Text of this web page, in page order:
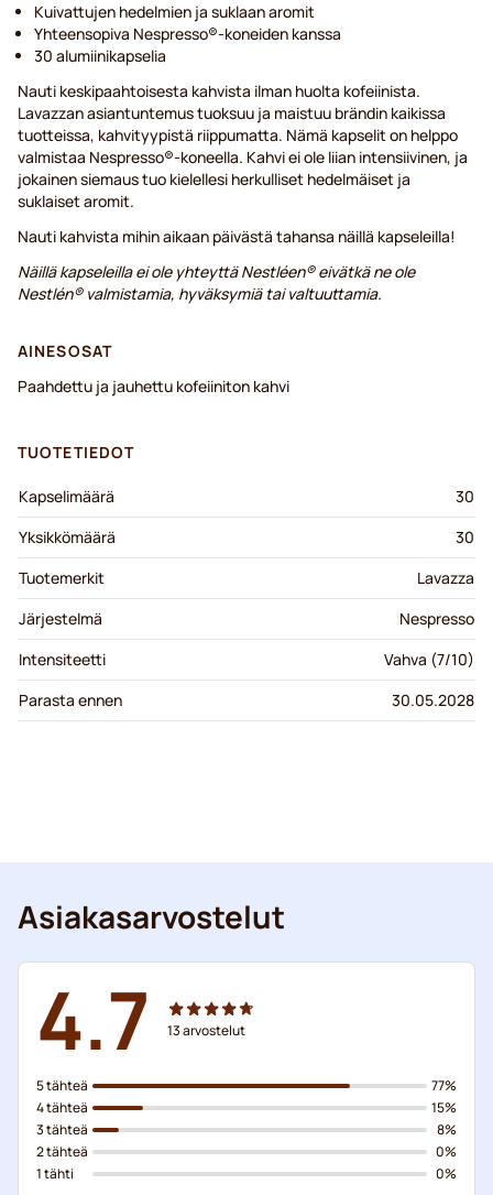
Kuivattujen hedelmien ja suklaan aromit
Yhteensopiva Nespresso®-koneiden kanssa
30 alumiinikapselia
Nauti keskipaahtoisesta kahvista ilman huolta kofeiinista.
Lavazzan asiantuntemus tuoksuu ja maistuu brändin kaikissa
tuotteissa, kahvityypistä riippumatta. Nämä kapselit on helppo
valmistaa Nespresso®-koneella. Kahvi ei ole liian intensiivinen, ja
jokainen siemaus tuo kielellesi herkulliset hedelmäiset ja
suklaiset aromit.
Nauti kahvista mihin aikaan päivästä tahansa näillä kapseleilla!
Näillä kapseleilla ei ole yhteyttä Nestléen® eivätkä ne ole
Nestlén® valmistamia, hyväksymiä tai valtuuttamia.
AINESOSAT
Paahdettu ja jauhettu kofeiiniton kahvi
TUOTETIEDOT
Kapselimäärä
30
Yksikkömäärä
30
Tuotemerkit
Lavazza
Järjestelmä
Nespresso
Intensiteetti
Vahva (7/10)
Parasta ennen
30.05.2028
Asiakasarvostelut
4.7 13arvostelut
5 tähteä
4 tähteä
3 tähteä
2 tähteä
1 tähti
77%
15%
8%
0%
0%